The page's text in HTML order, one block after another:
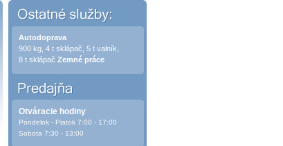
Autodoprava
900 kg, 4 t sklápač, 5 t valník,
8 t sklápač Zemné práce
Otváracie hodiny
Pondelok - Piatok 7:00 - 17:00
Sobota 7:30 - 13:00